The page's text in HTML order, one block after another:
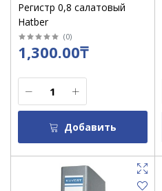
Регистр 0,8 салатовый
Hatber
(0)
1,300.00₸
Добавить